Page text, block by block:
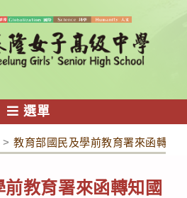
選單
> 教育部國民及學前教育署來函轉知
教育署來函轉知國